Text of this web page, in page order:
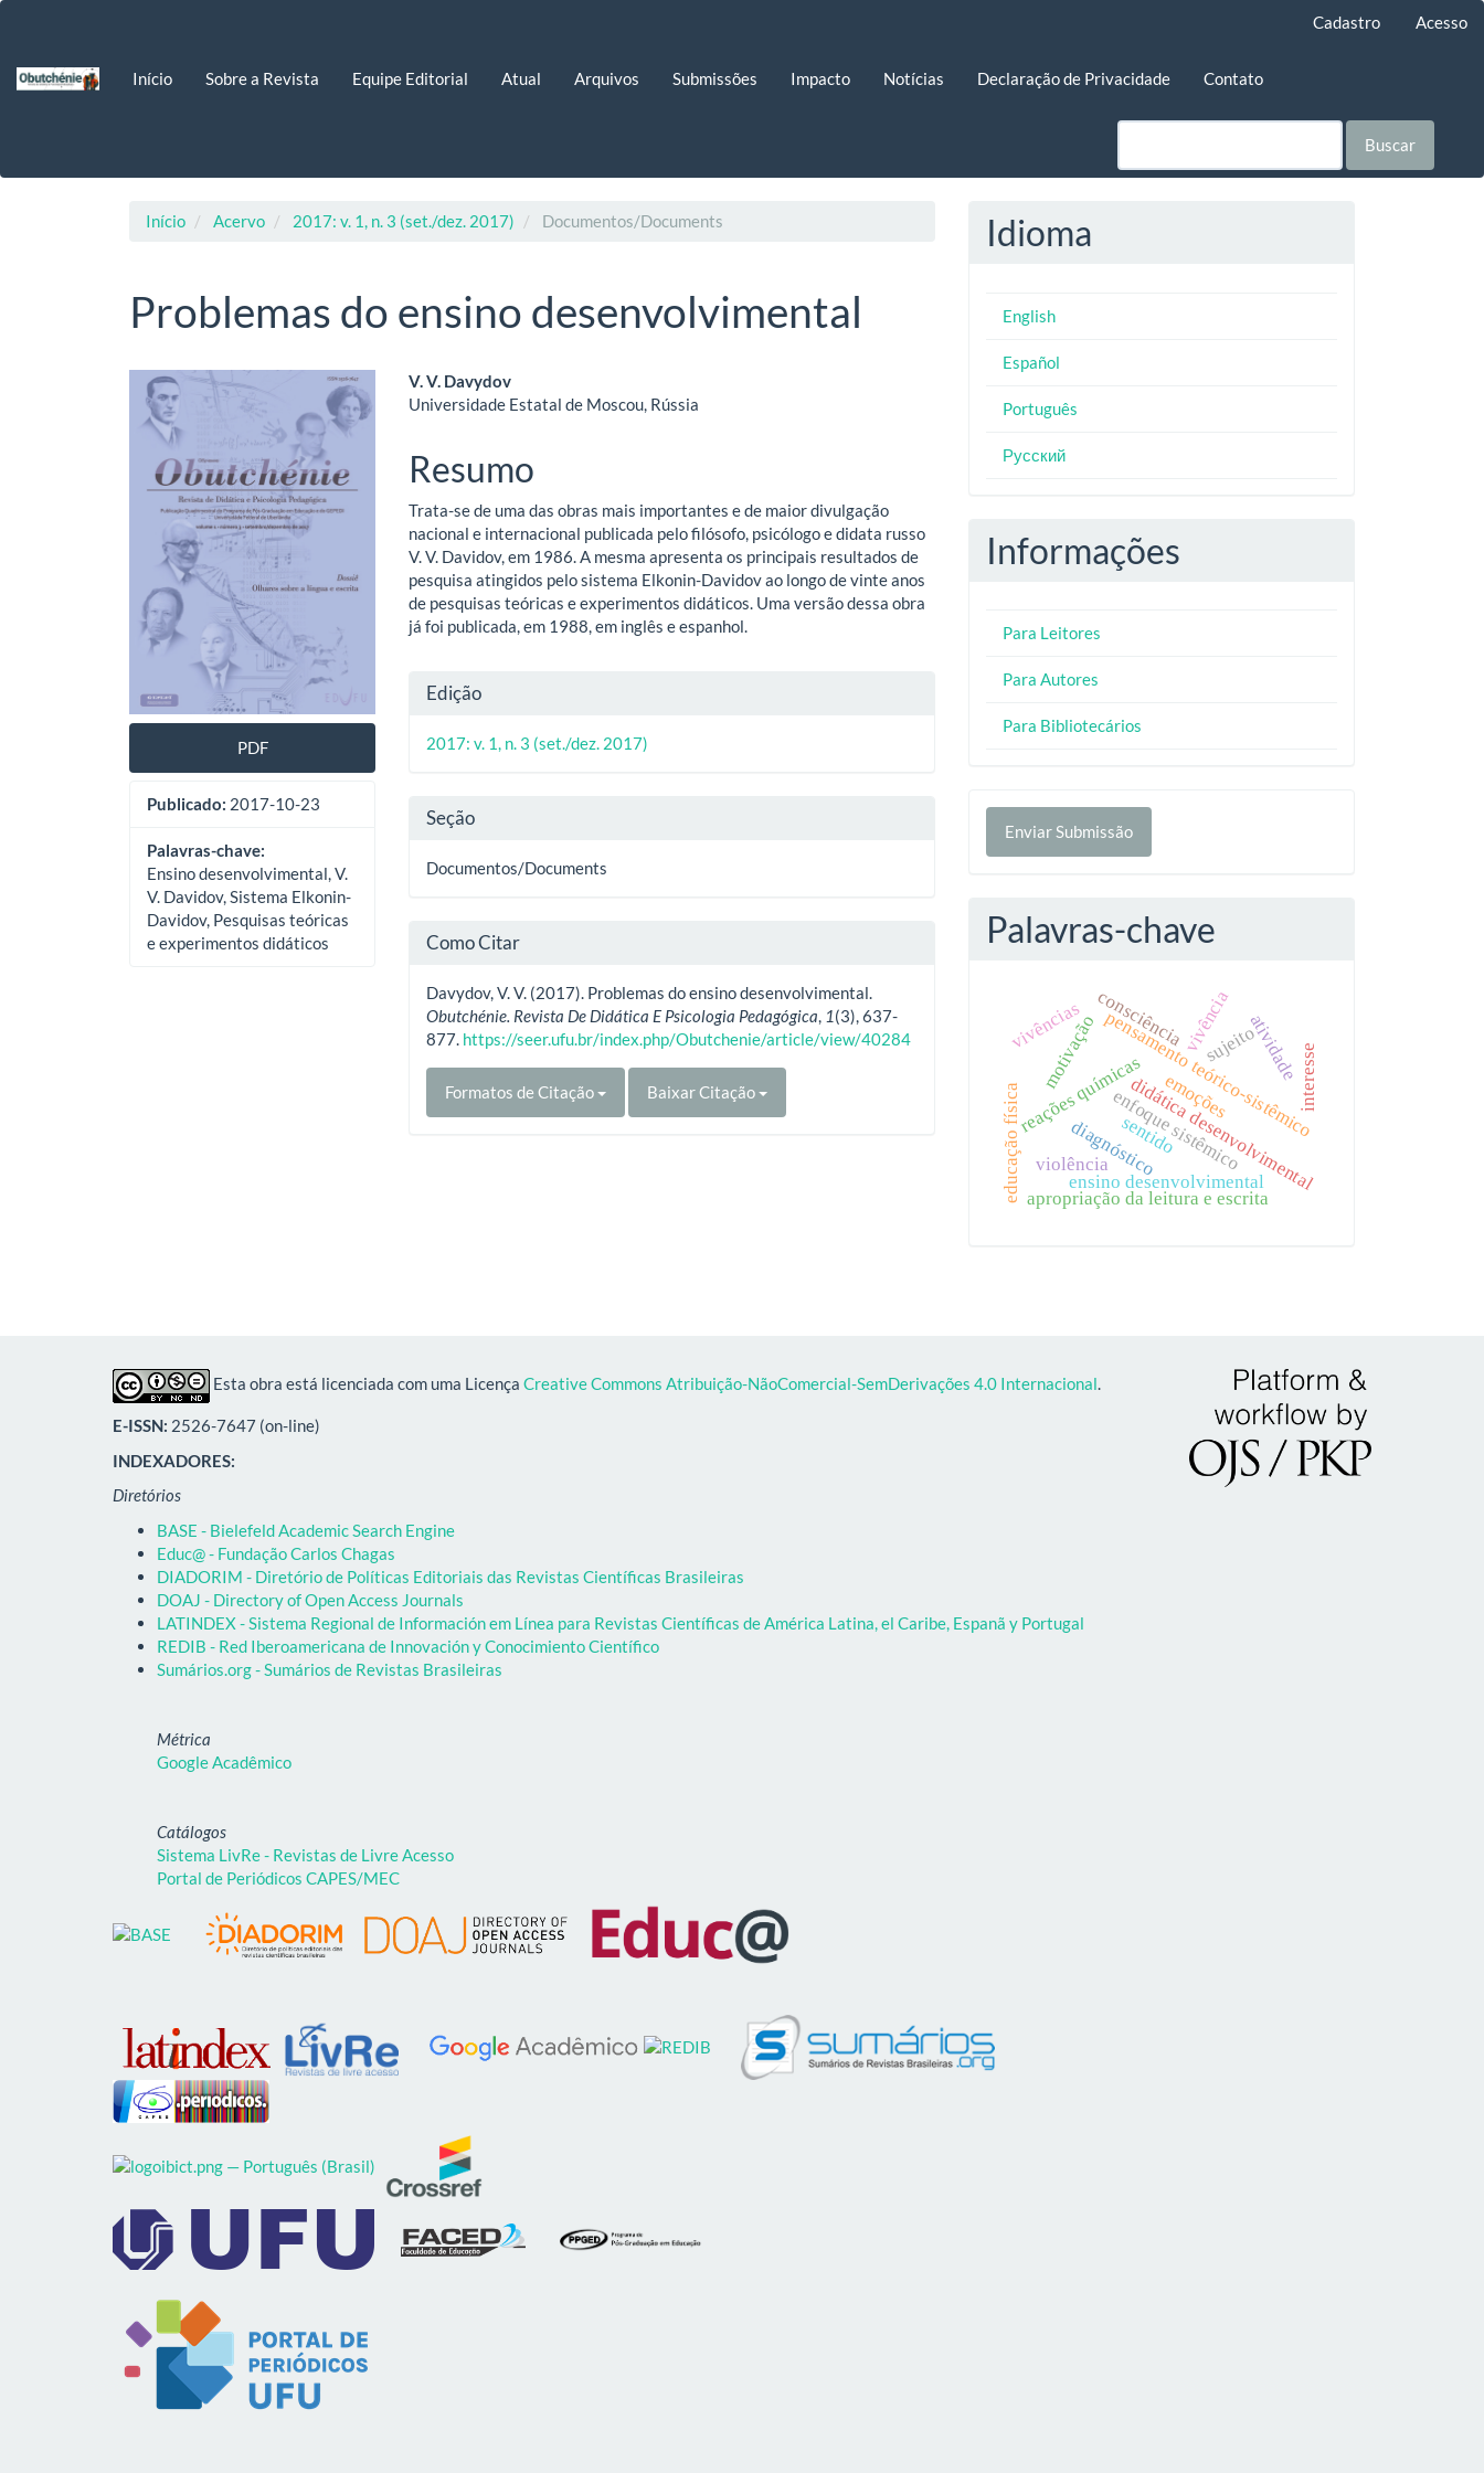
principal
Cadastro Acesso
Início Sobre a Revista Equipe Editorial Atual Arquivos Submissões Impacto Notícias Declaração de Privacidade Contato
Buscar
Início Acervo 2017: v. 1, n. 3 (set./dez. 2017) Documentos/Documents
Problemas do ensino desenvolvimental
Barra
lateral
de
artigos
PDF
Publicado: 2017-10-23
Palavras-chave:
Ensino desenvolvimental, V.
V. Davidov, Sistema Elkonin-
Davidov, Pesquisas teóricas
e experimentos didáticos
Conteúdo
artigo
principal
V. V. Davydov
Universidade Estatal de Moscou, Rússia
Resumo
Trata-se de uma das obras mais importantes e de maior divulgação
nacional e internacional publicada pelo filósofo, psicólogo e didata russo
V. V. Davidov, em 1986. A mesma apresenta os principais resultados de
pesquisa atingidos pelo sistema Elkonin-Davidov ao longo de vinte anos
de pesquisas teóricas e experimentos didáticos. Uma versão dessa obra
já foi publicada, em 1988, em inglês e espanhol.
Detalhes
do
artigo
Edição
2017: v. 1, n. 3 (set./dez. 2017)
Seção
Documentos/Documents
Como Citar
Davydov, V. V. (2017). Problemas do ensino desenvolvimental.
Obutchénie. Revista De Didática E Psicologia Pedagógica, 1(3), 637-
877. https://seer.ufu.br/index.php/Obutchenie/article/view/40284
Formatos de Citação Baixar Citação
Idioma
English
Español
Português
Русский
Informações
Para Leitores
Para Autores
Para Bibliotecários
Enviar
Submissão
Enviar Submissão
Palavras-chave
pensamento teórico-sistêmico
enfoque sistêmico
diagnóstico
reações químicasdidática desenvolvimental
educação física ensino desenvolvimental
sujeito
motivação interesse
sentido
emoções
atividade
consciência
apropriação da leitura e escrita
vivências vivência
violência
Esta obra está licenciada com uma Licença Creative Commons Atribuição-NãoComercial-SemDerivações 4.0 Internacional.
E-ISSN: 2526-7647 (on-line)
INDEXADORES:
Diretórios
BASE - Bielefeld Academic Search Engine
Educ@ - Fundação Carlos Chagas
DIADORIM - Diretório de Políticas Editoriais das Revistas Científicas Brasileiras
DOAJ - Directory of Open Access Journals
LATINDEX - Sistema Regional de Información em Línea para Revistas Científicas de América Latina, el Caribe, Espanã y Portugal
REDIB - Red Iberoamericana de Innovación y Conocimiento Científico
Sumários.org - Sumários de Revistas Brasileiras
Métrica
Google Acadêmico
Catálogos
Sistema LivRe - Revistas de Livre Acesso
Portal de Periódicos CAPES/MEC